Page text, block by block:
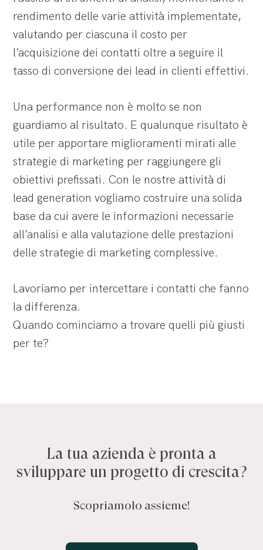
rendimento delle varie attività implementate,
valutando per ciascuna il costo per
l’acquisizione dei contatti oltre a seguire il
tasso di conversione dei lead in clienti effettivi.
Una performance non è molto se non
guardiamo al risultato. E qualunque risultato è
utile per apportare miglioramenti mirati alle
strategie di marketing per raggiungere gli
obiettivi prefissati. Con le nostre attività di
lead generation vogliamo costruire una solida
base da cui avere le informazioni necessarie
all’analisi e alla valutazione delle prestazioni
delle strategie di marketing complessive.
Lavoriamo per intercettare i contatti che fanno
la differenza.
Quando cominciamo a trovare quelli più giusti
per te?
La tua azienda è pronta a
sviluppare un progetto di crescita?
Scopriamolo assieme!